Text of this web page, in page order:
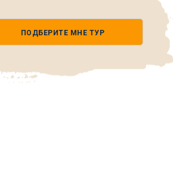
ПОДБЕРИТЕ МНЕ ТУР